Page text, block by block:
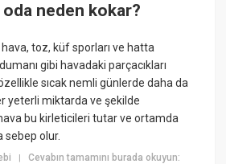
neden kokar?
toz, küf sporları ve hatta
gibi havadaki parçacıkları
sıcak nemli günlerde daha da
yeterli miktarda ve şekilde
hava bu kirleticileri tutar ve ortamda
sebep olur.
|Cevabın tamamını burada okuyun: